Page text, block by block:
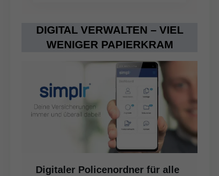
DIGITAL VERWALTEN – VIEL
WENIGER PAPIERKRAM
Digitaler Policenordner für alle